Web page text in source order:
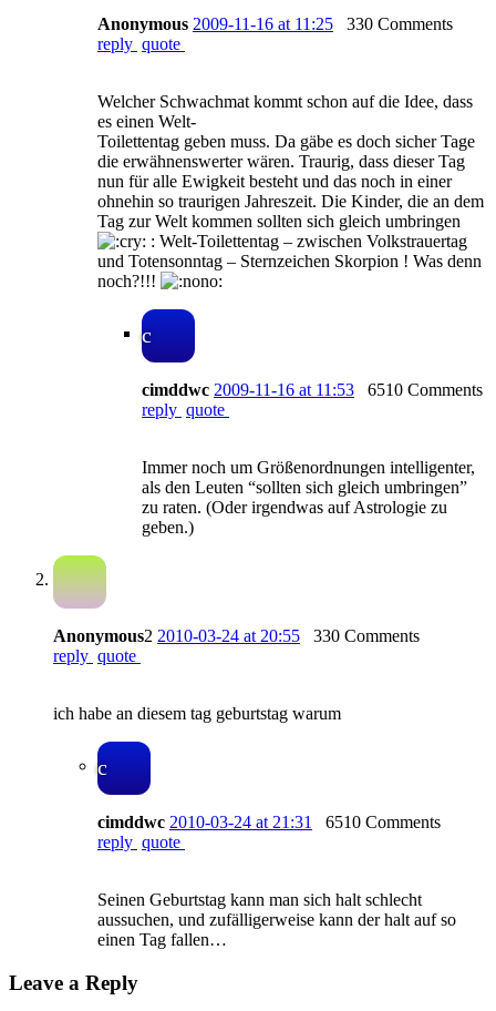
Anonymous 2009-11-16 at 11:25
330 Comments
reply quote
Welcher Schwachmat kommt schon auf die Idee, dass
es einen Welt-
Toilettentag geben muss. Da gäbe es doch sicher Tage
die erwähnenswerter wären. Traurig, dass dieser Tag
nun für alle Ewigkeit besteht und das noch in einer
ohnehin so traurigen Jahreszeit. Die Kinder, die an dem
Tag zur Welt kommen sollten sich gleich umbringen
: Welt-Toilettentag – zwischen Volkstrauertag
und Totensonntag – Sternzeichen Skorpion ! Was denn
noch?!!!
c
cimddwc 2009-11-16 at 11:53
6510 Comments
reply quote
Immer noch um Größenordnungen intelligenter,
als den Leuten “sollten sich gleich umbringen”
zu raten. (Oder irgendwas auf Astrologie zu
geben.)
Anonymous2 2010-03-24 at 20:55
330 Comments
reply quote
ich habe an diesem tag geburtstag warum
c
cimddwc 2010-03-24 at 21:31
6510 Comments
reply quote
Seinen Geburtstag kann man sich halt schlecht
aussuchen, und zufälligerweise kann der halt auf so
einen Tag fallen…
Leave a Reply